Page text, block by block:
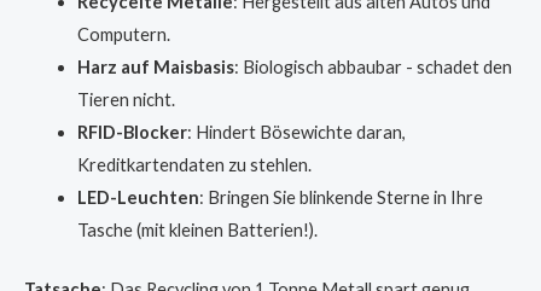
Computern.
Harz auf Maisbasis: Biologisch abbaubar - schadet den
Tieren nicht.
RFID-Blocker: Hindert Bösewichte daran,
Kreditkartendaten zu stehlen.
LED-Leuchten: Bringen Sie blinkende Sterne in Ihre
Tasche (mit kleinen Batterien!).